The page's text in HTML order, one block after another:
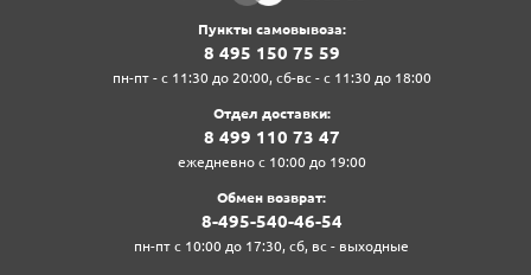
Пункты самовывоза:
8‍ 4‍9‍5‍ 1‍5‍0‍ 7‍5‍ 5‍9‍
пн-пт - с 11:30 до 20:00, сб-вс - с 11:30 до 18:00
Отдел доставки:
8‍ 4‍9‍9‍ 1‍1‍0‍ 7‍3‍ 4‍7‍
ежедневно с 10:00 до 19:00
Обмен возврат:
8‍-4‍9‍5‍-5‍4‍0‍-4‍6‍-5‍4‍
пн-пт с 10:00 до 17:30, сб, вс - выходные